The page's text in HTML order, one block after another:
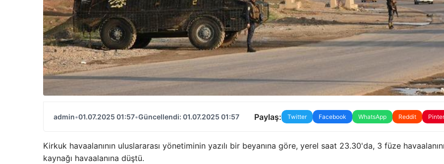
admin•01.07.2025 01:57•Güncellendi: 01.07.2025 01:57 Paylaş: Twitter Facebook WhatsApp Reddit
Kirkuk havaalanının uluslararası yönetiminin yazılı bir beyanına göre, yerel saat 23.30'da, 3 füze
kaynağı havaalanına düştü.